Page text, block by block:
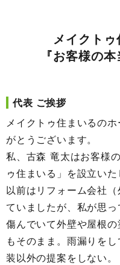
メイクト
『お客様の
代表 ご挨拶
メイクトゥ住まいるの
がとうございます。
私、古森 竜太はお客様
ゥ住まいる」を設立いた
以前はリフォーム会社
ていましたが、私が思っ
傷んでいて外壁や屋根
もそのまま。雨漏りを
装以外の提案をしない。